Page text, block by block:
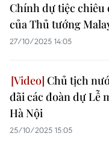
Chính dự tiệc chiêu
của Thủ tướng
27/10/2025 14:05
Chủ tịch
đãi các đoàn dự Lễ
Hà Nội
25/10/2025 15:05